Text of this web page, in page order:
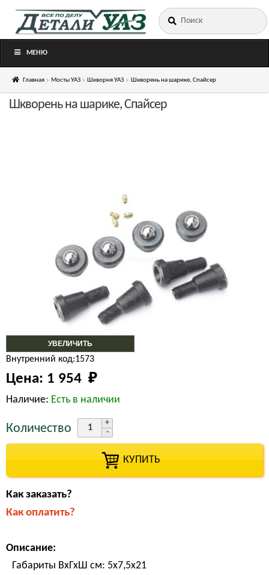
Перейти
Перейти
Искать:
МЕНЮ
Главная Мосты УАЗ Шкворня УАЗ Шкворень на шарике, Спайсер
УВЕЛИЧИТЬ
Шкворень на шарике, Спайсер
Внутренний код:1573
Цена: 1 954 ₽
Наличие: Есть в наличии
Количество
КУПИТЬ
Как заказать?
Как оплатить?
Описание:
Габариты ВхГхШ см: 5х7,5х21